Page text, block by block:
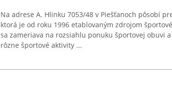
Na adrese A. Hlinku 7053/48 v Piešťanoch pôsobí
ktorá je od roku 1996 etablovaným zdrojom
sa zameriava na rozsiahlu ponuku športovej obuvi
rôzne športové aktivity ...